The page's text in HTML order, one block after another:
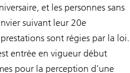
et les personnes sans
suivant leur 20e
sont régies par la loi.
entrée en vigueur début
pour la perception d’une